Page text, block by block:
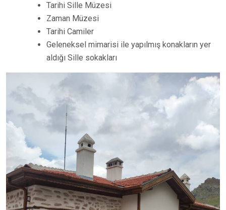
Tarihi Sille Müzesi
Zaman Müzesi
Tarihi Camiler
Geleneksel mimarisi ile yapılmış konakların yer
aldığı Sille sokakları